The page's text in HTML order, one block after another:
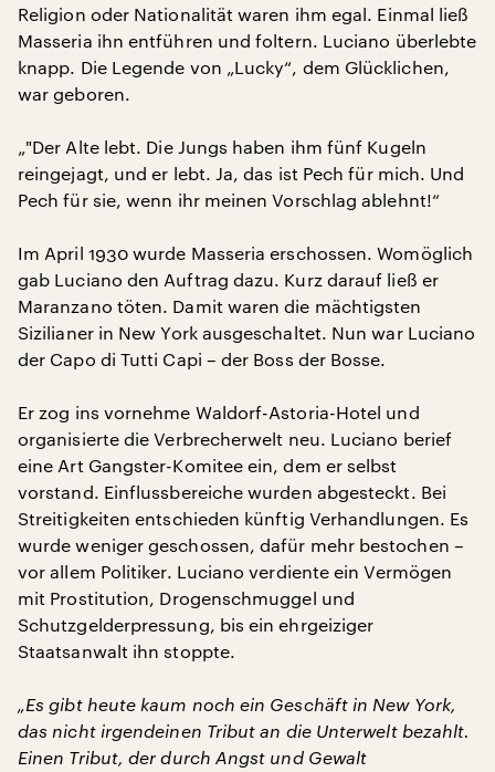
Religion oder Nationalität waren ihm egal. Einmal ließ
Masseria ihn entführen und foltern. Luciano überlebte
knapp. Die Legende von „Lucky“, dem Glücklichen,
war geboren.
„"Der Alte lebt. Die Jungs haben ihm fünf Kugeln
reingejagt, und er lebt. Ja, das ist Pech für mich. Und
Pech für sie, wenn ihr meinen Vorschlag ablehnt!“
Im April 1930 wurde Masseria erschossen. Womöglich
gab Luciano den Auftrag dazu. Kurz darauf ließ er
Maranzano töten. Damit waren die mächtigsten
Sizilianer in New York ausgeschaltet. Nun war Luciano
der Capo di Tutti Capi – der Boss der Bosse.
Er zog ins vornehme Waldorf-Astoria-Hotel und
organisierte die Verbrecherwelt neu. Luciano berief
eine Art Gangster-Komitee ein, dem er selbst
vorstand. Einflussbereiche wurden abgesteckt. Bei
Streitigkeiten entschieden künftig Verhandlungen. Es
wurde weniger geschossen, dafür mehr bestochen –
vor allem Politiker. Luciano verdiente ein Vermögen
mit Prostitution, Drogenschmuggel und
Schutzgelderpressung, bis ein ehrgeiziger
Staatsanwalt ihn stoppte.
„Es gibt heute kaum noch ein Geschäft in New York,
das nicht irgendeinen Tribut an die Unterwelt bezahlt.
Einen Tribut, der durch Angst und Gewalt